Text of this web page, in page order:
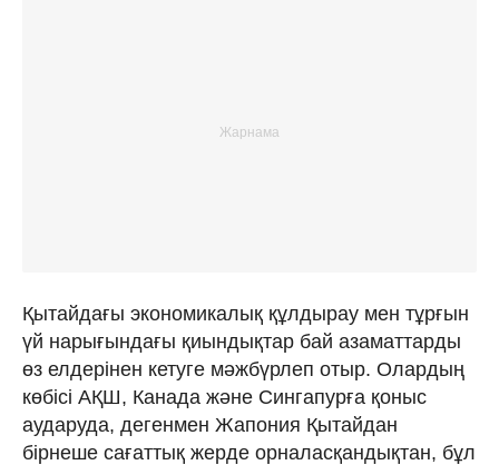
Қытайдағы экономикалық құлдырау мен тұрғын
үй нарығындағы қиындықтар бай азаматтарды
өз елдерінен кетуге мәжбүрлеп отыр. Олардың
көбісі АҚШ, Канада және Сингапурға қоныс
аударуда, дегенмен Жапония Қытайдан
бірнеше сағаттық жерде орналасқандықтан, бұл